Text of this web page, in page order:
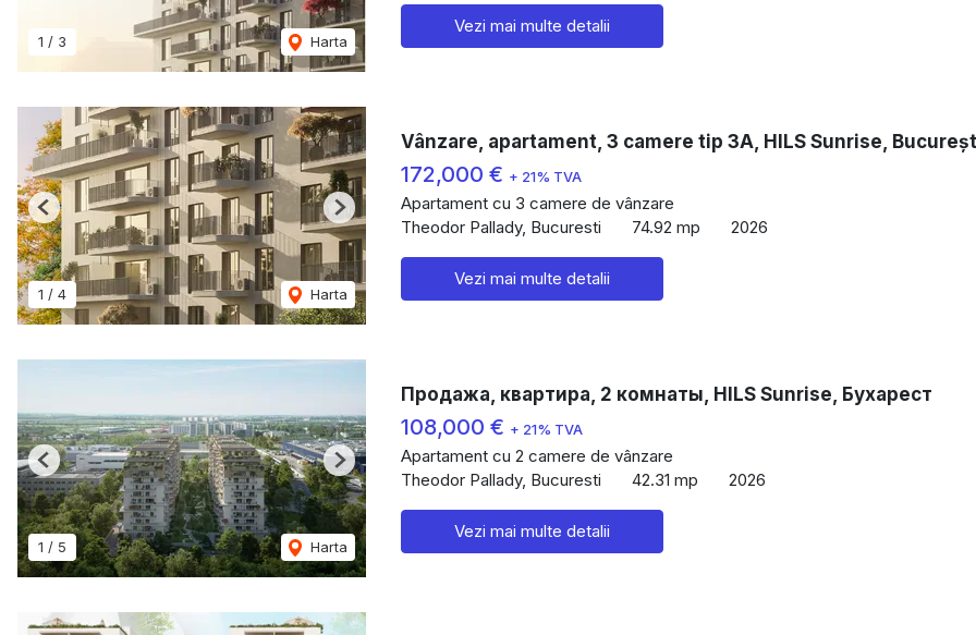
1 / 3 Harta
Vezi mai multe detalii
1 / 4 Harta
Previous Next
Vânzare, apartament, 3 camere tip 3A, HILS Sunrise,
172,000 € + 21% TVA
Apartament cu 3 camere de vânzare
Theodor Pallady, Bucuresti
74.92 mp 2026
Vezi mai multe detalii
1 / 5 Harta
Previous Next
Продажа, квартира, 2 комнаты, HILS Sunrise, Бухарест
108,000 € + 21% TVA
Apartament cu 2 camere de vânzare
Theodor Pallady, Bucuresti
42.31 mp 2026
Vezi mai multe detalii